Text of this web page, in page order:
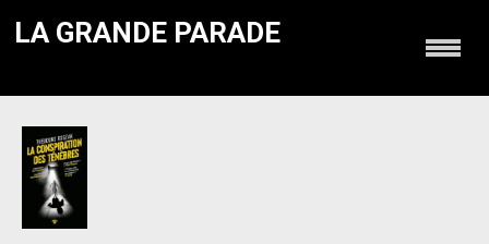
LA GRANDE PARADE